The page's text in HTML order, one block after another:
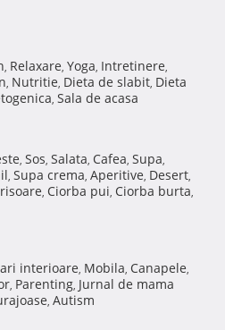
, Relaxare, Yoga, Intretinere,
, Nutritie, Dieta de slabit, Dieta
, Sala de acasa
, Sos, Salata, Cafea, Supa,
, Supa crema, Aperitive, Desert,
, Ciorba pui, Ciorba burta,
interioare, Mobila, Canapele,
, Parenting, Jurnal de mama
, Autism